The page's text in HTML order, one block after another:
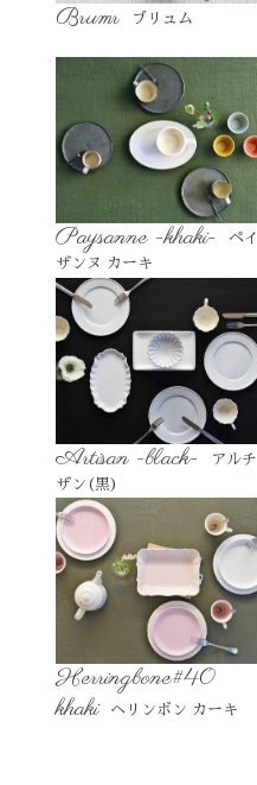
Brumr ブリュム
Paysanne -khaki-
ペイ
ザンヌ カーキ
Artisan -black-
アルチ
ザン(黒)
Herringbone#40
khaki
ヘリンボン カーキ